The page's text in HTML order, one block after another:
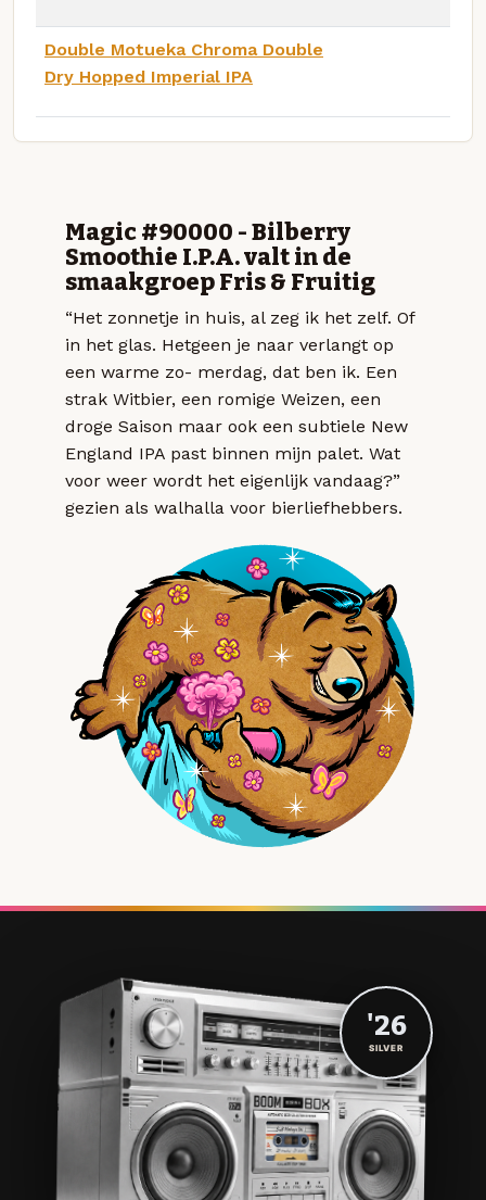
Double Motueka Chroma Double
Dry Hopped Imperial IPA
Magic #90000 - Bilberry
Smoothie I.P.A. valt in de
smaakgroep Fris & Fruitig
“Het zonnetje in huis, al zeg ik het zelf. Of
in het glas. Hetgeen je naar verlangt op
een warme zo- merdag, dat ben ik. Een
strak Witbier, een romige Weizen, een
droge Saison maar ook een subtiele New
England IPA past binnen mijn palet. Wat
voor weer wordt het eigenlijk vandaag?”
gezien als walhalla voor bierliefhebbers.
'26
SILVER